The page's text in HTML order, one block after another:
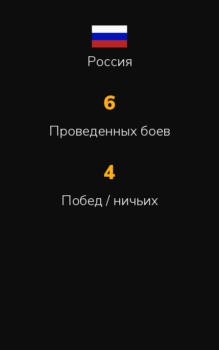
Россия
6
Проведенных боев
4
Побед / ничьих